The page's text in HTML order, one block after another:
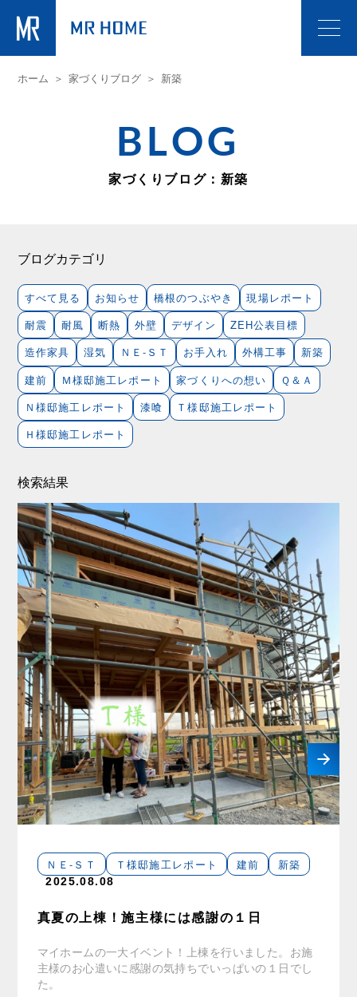
ホーム 家づくりブログ 新築
BLOG
家づくりブログ：新築
ブログカテゴリ
すべて見る お知らせ 橋根のつぶやき
現場レポート
耐震
耐風 断熱 外壁 デザイン
ZEH公表目標
造作家具
湿気 ＮＥ-ＳＴ お手入れ 外構工事
新築
建前
Ｍ様邸施工レポート 家づくりへの想い
Ｑ＆Ａ
Ｎ様邸施工レポート
漆喰
Ｔ様邸施工レポート
Ｈ様邸施工レポート
検索結果
ＮＥ-ＳＴ Ｔ様邸施工レポート 建前 新築
2025.08.08
真夏の上棟！施主様には感謝の１日
マイホームの一大イベント！上棟を行いました。お施
主様のお心遣いに感謝の気持ちでいっぱいの１日でし
た。